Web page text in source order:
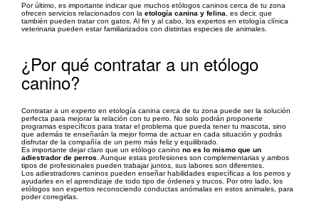
Por último, es importante indicar que muchos etólogos caninos cerca de tu zona
ofrecen servicios relacionados con la etología canina y felina , es decir, que
también pueden tratar con gatos. Al fin y al cabo, los expertos en etología clínica
veterinaria pueden estar familiarizados con distintas especies de animales.
¿Por qué contratar a un etólogo
canino?
Contratar a un experto en etología canina cerca de tu zona puede ser la solución
perfecta para mejorar la relación con tu perro. No solo podrán proponerte
programas específicos para tratar el problema que pueda tener tu mascota, sino
que además te enseñarán la mejor forma de actuar en cada situación y podrás
disfrutar de la compañía de un perro más feliz y equilibrado.
Es importante dejar claro que un etólogo canino no es lo mismo que un
adiestrador de perros . Aunque estas profesiones son complementarias y ambos
tipos de profesionales pueden trabajar juntos, sus labores son diferentes.
Los adiestradores caninos pueden enseñar habilidades específicas a los perros y
ayudarles en el aprendizaje de todo tipo de órdenes y trucos. Por otro lado, los
etólogos son expertos reconociendo conductas anómalas en estos animales, para
poder corregirlas.